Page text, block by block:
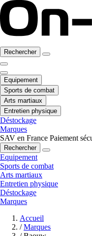
Rechercher
Equipement
Sports de combat
Arts martiaux
Entretien physique
Déstockage
Marques
SAV en France Paiement
Rechercher
Equipement
Sports de combat
Arts martiaux
Entretien physique
Déstockage
Marques
Accueil
/ Marques